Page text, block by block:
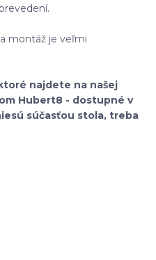
montáž je veľmi
najdete na našej
Hubert8 - dostupné v
súčasťou stola, treba